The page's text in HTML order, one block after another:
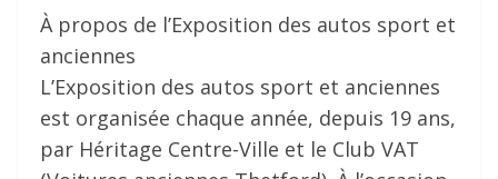
À propos de l’Exposition des autos sport et
anciennes
L’Exposition des autos sport et anciennes
est organisée chaque année, depuis 19 ans,
par Héritage Centre-Ville et le Club VAT